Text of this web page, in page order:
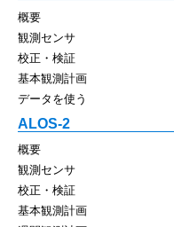
概要
観測センサ
校正・検証
基本観測計画
データを使う
ALOS-2
概要
観測センサ
校正・検証
基本観測計画